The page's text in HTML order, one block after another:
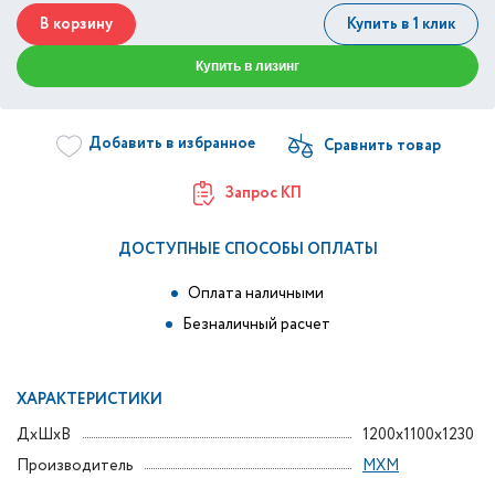
В корзину Купить в 1 клик
Купить в лизинг
Добавить в избранное
Запрос КП
ДОСТУПНЫЕ СПОСОБЫ ОПЛАТЫ
Оплата наличными
Безналичный расчет
ХАРАКТЕРИСТИКИ
ДxШxВ
1200x1100x1230
Производитель
МХМ